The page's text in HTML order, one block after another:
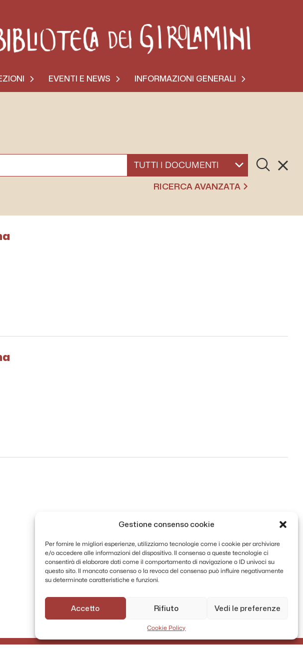
Gestione consenso cookie
Per fornire le migliori esperienze, utilizziamo tecnologie come i cookie per archiviare
e/o accedere alle informazioni del dispositivo. Il consenso a queste tecnologie ci
consentirà di elaborare dati come il comportamento di navigazione o ID univoci su
questo sito. Il mancato consenso o la revoca del consenso può influire negativamente
su determinate caratteristiche e funzioni.
Accetto Rifiuto Vedi le preferenze
Cookie Policy
EVENTI E NEWS INFORMAZIONI GENERALI
SELEZIONA UN DOCUMENTO
Cerca
RICERCA AVANZATA